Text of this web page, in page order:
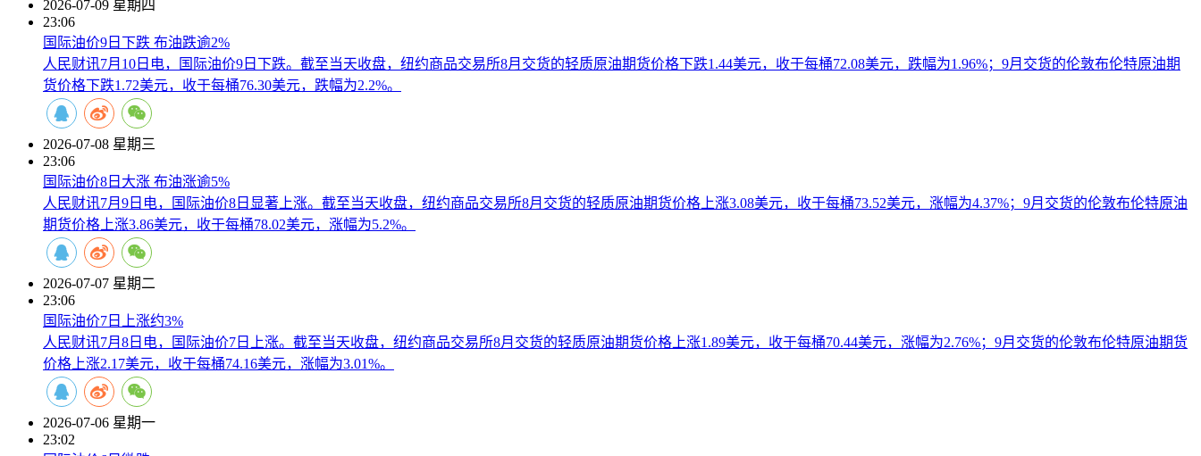
2026-07-09 星期四
23:06
国际油价9日下跌 布油跌逾2%
人民财讯7月10日电，国际油价9日下跌。截至当天收盘，纽约商品交易所8月交货的轻质原油期货价格下跌1.44美元，收于每桶72.08美元，跌幅为1.96%；9月交货的伦敦布伦特原油期
货价格下跌1.72美元，收于每桶76.30美元，跌幅为2.2%。
2026-07-08 星期三
23:06
国际油价8日大涨 布油涨逾5%
人民财讯7月9日电，国际油价8日显著上涨。截至当天收盘，纽约商品交易所8月交货的轻质原油期货价格上涨3.08美元，收于每桶73.52美元，涨幅为4.37%；9月交货的伦敦布伦特原油
期货价格上涨3.86美元，收于每桶78.02美元，涨幅为5.2%。
2026-07-07 星期二
23:06
国际油价7日上涨约3%
人民财讯7月8日电，国际油价7日上涨。截至当天收盘，纽约商品交易所8月交货的轻质原油期货价格上涨1.89美元，收于每桶70.44美元，涨幅为2.76%；9月交货的伦敦布伦特原油期货
价格上涨2.17美元，收于每桶74.16美元，涨幅为3.01%。
2026-07-06 星期一
23:02